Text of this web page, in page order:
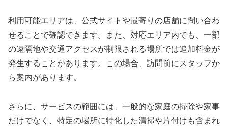
利用可能エリアは、公式サイトや最寄りの店舗に問い合わ
せることで確認できます。また、対応エリア内でも、一部
の遠隔地や交通アクセスが制限される場所では追加料金が
発生することがあります。この場合、訪問前にスタッフか
ら案内があります。
さらに、サービスの範囲には、一般的な家庭の掃除や家事
だけでなく、特定の場所に特化した清掃や片付けも含まれ